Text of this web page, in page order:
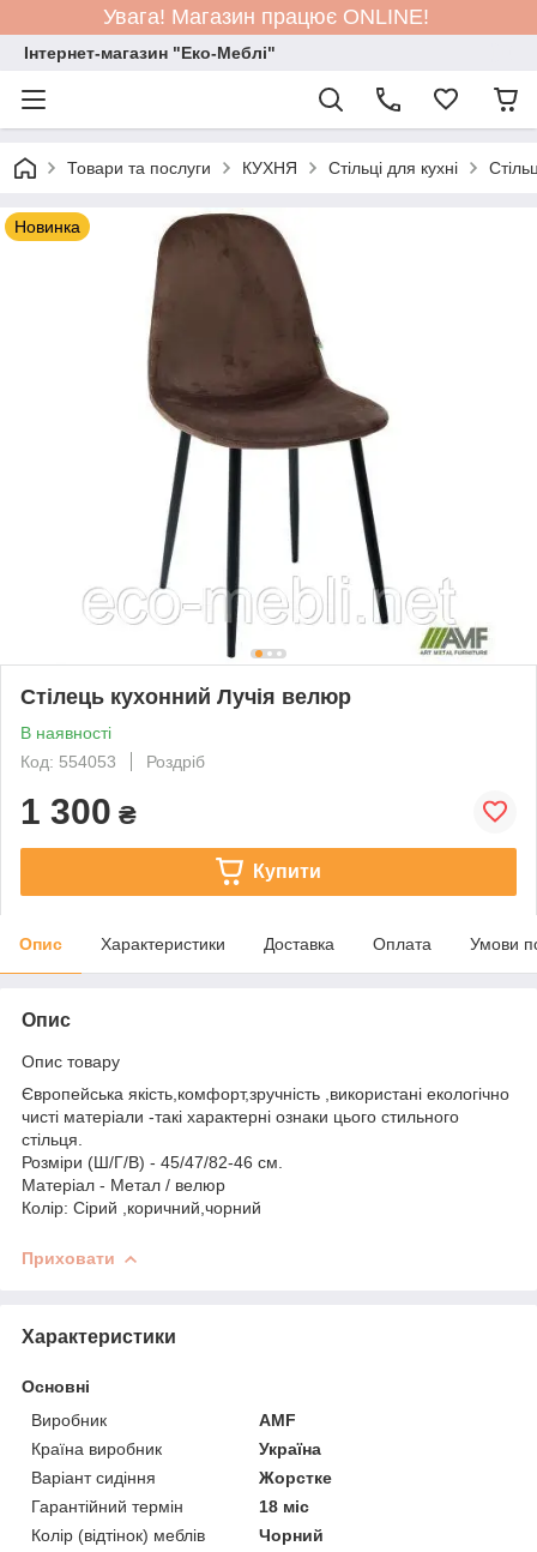
Увага! Магазин працює ONLINE!
Інтернет-магазин "Еко-Меблі"
Товари та послуги КУХНЯ Стільці для кухні
Новинка
Стілець кухонний Лучія велюр
В наявності
Код: 554053
Роздріб
1 300 ₴
Купити
Опис Характеристики Доставка Оплата Умови
Опис
Опис товару
Європейська якість,комфорт,зручність ,використані екологічно
чисті матеріали -такі характерні ознаки цього стильного
стільця.
Розміри (Ш/Г/В) - 45/47/82-46 см.
Матеріал - Метал / велюр
Колір: Сірий ,коричний,чорний
Приховати
Характеристики
Основні
Виробник
AMF
Країна виробник
Україна
Варіант сидіння
Жорстке
Гарантійний термін
18 міс
Колір (відтінок) меблів
Чорний